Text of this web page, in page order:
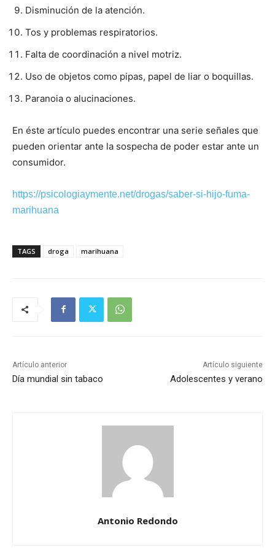
Disminución de la atención.
Tos y problemas respiratorios.
Falta de coordinación a nivel motriz.
Uso de objetos como pipas, papel de liar o boquillas.
Paranoia o alucinaciones.
En éste artículo puedes encontrar una serie señales que
pueden orientar ante la sospecha de poder estar ante un
consumidor.
https://psicologiaymente.net/drogas/saber-si-hijo-fuma-
marihuana
TAGS droga marihuana
Artículo anterior
Día mundial sin tabaco
Artículo siguiente
Adolescentes y verano
Antonio Redondo